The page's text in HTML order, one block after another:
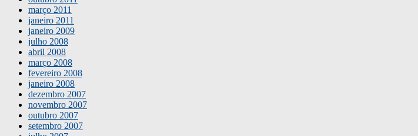
março 2011
janeiro 2011
janeiro 2009
julho 2008
abril 2008
março 2008
fevereiro 2008
janeiro 2008
dezembro 2007
novembro 2007
outubro 2007
setembro 2007